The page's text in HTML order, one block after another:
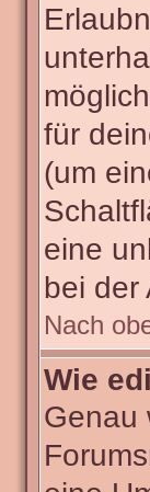
für
(um
eine
bei der
Nach
Wie
Genau